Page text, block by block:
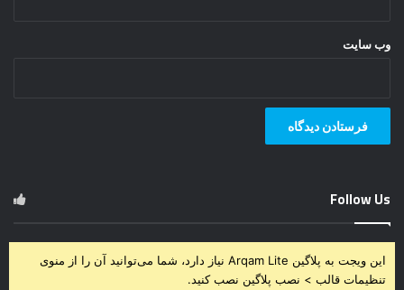
وب‌ سایت
Follow Us
این ویجت به پلاگین Arqam Lite نیاز دارد، شما می‌توانید آن را از منوی
تنظیمات قالب > نصب پلاگین نصب کنید.